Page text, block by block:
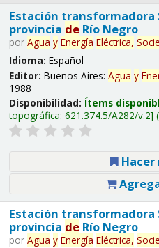
Estación transformadora
provincia deRío Negro
por Agua y Energía Eléctrica,
Idioma: Español
Editor: Buenos Aires: Agua y
1988
Disponibilidad: Ítems
topográfica: 621.374.5/A282/v.2
Hacer
Estación transformadora
provincia deRío Negro
por Agua y Energía Eléctrica,